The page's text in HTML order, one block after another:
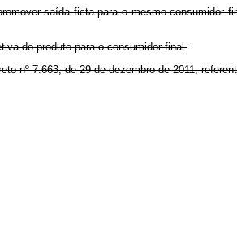
saída ficta para o mesmo consumidor
do produto para o consumidor final.
nº 7.663, de 29 de dezembro de 2011,